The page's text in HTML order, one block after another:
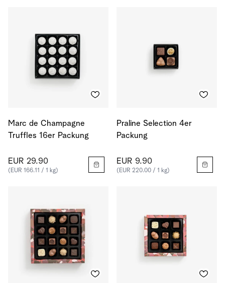
Marc de Champagne
Truffles 16er Packung
EUR 29.90
(EUR 166.11 / 1 kg)
Praline Selection 4er
Packung
EUR 9.90
(EUR 220.00 / 1 kg)